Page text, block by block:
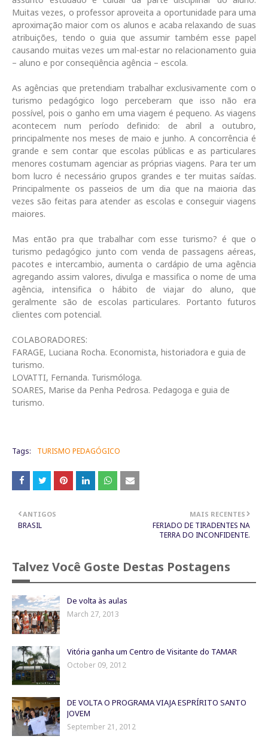
Muitas vezes, o professor aproveita a oportunidade para uma
aproximação maior com os alunos e acaba relaxando de suas
atribuições, tendo o guia que assumir também esse papel
causando muitas vezes um mal-estar no relacionamento guia
– aluno e por conseqüência agência – escola.
As agências que pretendiam trabalhar exclusivamente com o
turismo pedagógico logo perceberam que isso não era
possível, pois o ganho em uma viagem é pequeno. As viagens
acontecem num período definido: de abril a outubro,
principalmente nos meses de maio e junho. A concorrência é
grande e sem contar que escolas públicas e as particulares
menores costumam agenciar as próprias viagens. Para ter um
bom lucro é necessário grupos grandes e ter muitas saídas.
Principalmente os passeios de um dia que na maioria das
vezes são feitas para atender as escolas e conseguir viagens
maiores.
Mas então pra que trabalhar com esse turismo? é que o
turismo pedagógico junto com venda de passagens aéreas,
pacotes e intercambio, aumenta o cardápio de uma agência
agregando assim valores, divulga e massifica o nome de uma
agência, intensifica o hábito de viajar do aluno, que
geralmente são de escolas particulares. Portanto futuros
clientes com potencial.
COLABORADORES:
FARAGE, Luciana Rocha. Economista, historiadora e guia de
turismo.
LOVATTI, Fernanda. Turismóloga.
SOARES, Marise da Penha Pedrosa. Pedagoga e guia de
turismo.
Tags: TURISMO PEDAGÓGICO
MAIS RECENTES
FERIADO DE TIRADENTES NA
TERRA DO INCONFIDENTE.
ANTIGOS
BRASIL
Talvez Você Goste Destas Postagens
De volta às aulas
March 27, 2013
Vitória ganha um Centro de Visitante do TAMAR
October 09, 2012
DE VOLTA O PROGRAMA VIAJA ESPRÍRITO SANTO
JOVEM
September 21, 2012